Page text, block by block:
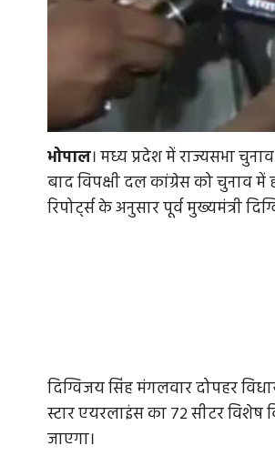
भोपाल। मध्य प्रदेश में राज्यसभा
बाद विपक्षी दल कांग्रेस को चुनाव में
रिपोर्ट्स के अनुसार पूर्व मुख्यमंत्री
दिग्विजय सिंह मंगलवार दोपहर
स्टार एयरलाइंस का 72 सीटर विशेष
जाएगा।